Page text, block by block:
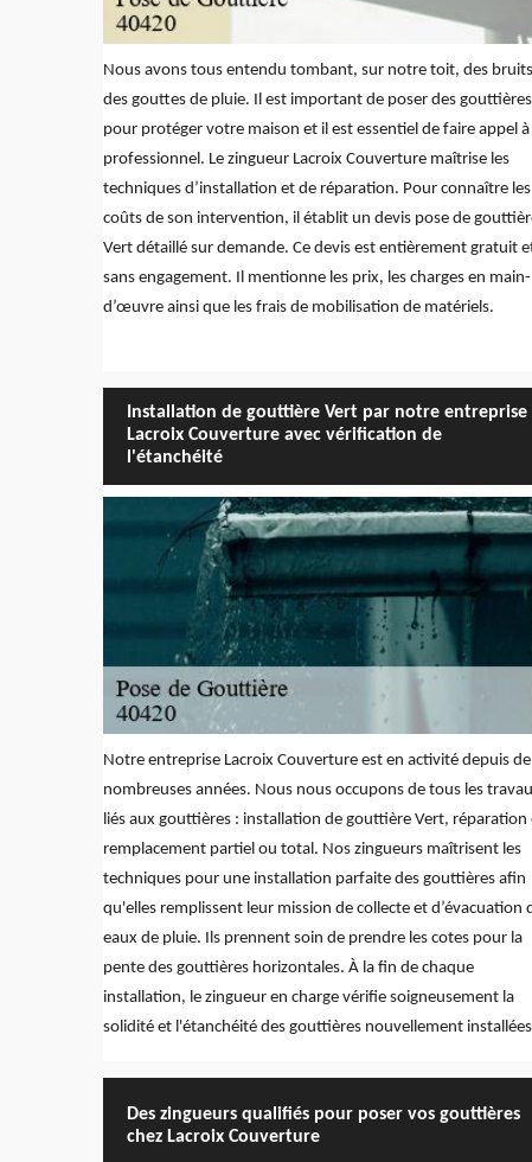
Nous avons tous entendu tombant, sur notre toit, des bruits
des gouttes de pluie. Il est important de poser des gouttières
pour protéger votre maison et il est essentiel de faire appel à
professionnel. Le zingueur Lacroix Couverture maîtrise les
techniques d’installation et de réparation. Pour connaître les
coûts de son intervention, il établit un devis pose de
Vert détaillé sur demande. Ce devis est entièrement gratuit
sans engagement. Il mentionne les prix, les charges en main-
d’œuvre ainsi que les frais de mobilisation de matériels.
Installation de gouttière Vert par notre entreprise
Lacroix Couverture avec vérification de
l'étanchéité
Notre entreprise Lacroix Couverture est en activité depuis de
nombreuses années. Nous nous occupons de tous les
liés aux gouttières : installation de gouttière Vert, réparation
remplacement partiel ou total. Nos zingueurs maîtrisent les
techniques pour une installation parfaite des gouttières afin
qu'elles remplissent leur mission de collecte et d’évacuation
eaux de pluie. Ils prennent soin de prendre les cotes pour la
pente des gouttières horizontales. À la fin de chaque
installation, le zingueur en charge vérifie soigneusement la
solidité et l'étanchéité des gouttières nouvellement
Des zingueurs qualifiés pour poser vos gouttières
chez Lacroix Couverture